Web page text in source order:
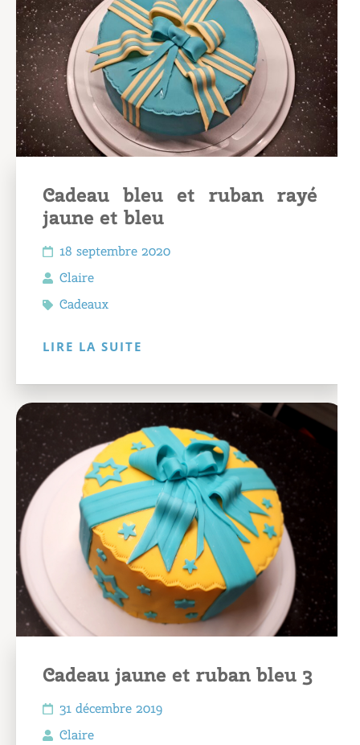
Cadeau bleu et ruban rayé
jaune et bleu
18 septembre 2020
Claire
Cadeaux
LIRE LA SUITE
Cadeau jaune et ruban bleu 3
31 décembre 2019
Claire